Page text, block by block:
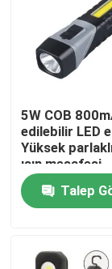
Ev
Ürünler
5W COB
edilebilir LED
Yüksek
ışın mesafesi
Talep